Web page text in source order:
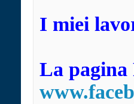
I miei
La